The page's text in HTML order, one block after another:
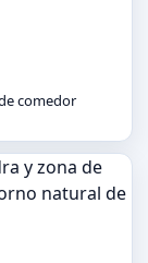
comedor